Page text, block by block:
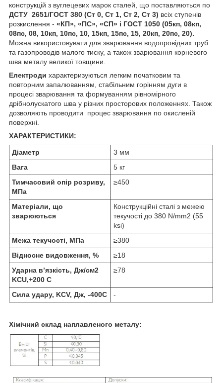
конструкцій з вуглецевих марок сталей, що поставляються по
ДСТУ 2651/ГОСТ 380 (Ст 0, Ст 1, Ст 2, Ст 3) всіх ступенів
розкислення - «КП», «ПС», «СП» і ГОСТ 1050 (05кп, 08кп,
08пс, 08, 10кп, 10пс, 10, 15кп, 15пс, 15, 20кп, 20пс, 20).
Можна використовувати для зварювання водопровідних труб
та газопроводів малого тиску, а також зварювання корневого
шва металу великої товщини.
Електроди характеризуються легким початковим та
повторним запалюванням, стабільним горінням дуги в
процесі зварювання та формуванням рівномірного
дрібнолускатого шва у різних просторових положеннях. Також
дозволяють проводити процес зварювання по окисленій
поверхні.
ХАРАКТЕРИСТИКИ:
Діаметр
3 мм
Вага
5 кг
Тимчасовий опір розриву,
МПа
≥450
Матеріали, що
зварюються
Конструкційні сталі з межею
текучості до 380 N/mm2 (55
ksi)
Межа текучості, МПа
≥380
Відносне видовження, %
≥18
Ударна в’язкість, Дж/см2
KCU,+200 С
≥78
Сила удару, KCV, Дж, -400С -
Хімічний склад наплавленого металу: